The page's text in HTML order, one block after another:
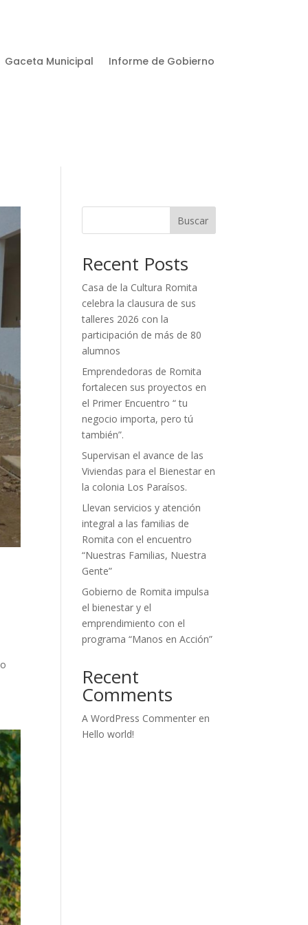
Gaceta Municipal Informe de Gobierno
Buscar
Recent Posts
Casa de la Cultura Romita
celebra la clausura de sus
talleres 2026 con la
participación de más de 80
alumnos
Emprendedoras de Romita
fortalecen sus proyectos en
el Primer Encuentro “ tu
negocio importa, pero tú
también”.
Supervisan el avance de las
Viviendas para el Bienestar en
la colonia Los Paraísos.
Llevan servicios y atención
integral a las familias de
Romita con el encuentro
“Nuestras Familias, Nuestra
Gente”
Gobierno de Romita impulsa
el bienestar y el
emprendimiento con el
programa “Manos en Acción”
Recent
Comments
A WordPress Commenter en
Hello world!